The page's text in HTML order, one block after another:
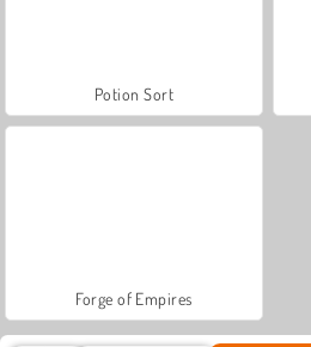
Potion Sort
Forge of Empires